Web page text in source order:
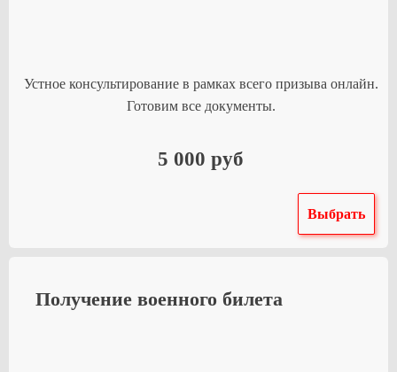
Устное консультирование в рамках всего призыва онлайн.
Готовим все документы.
5 000 руб
Выбрать
Получение военного билета